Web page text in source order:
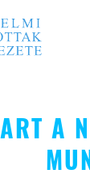
A